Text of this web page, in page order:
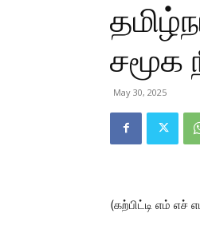
சமூக
May 30, 2025
(கற்பிட்டி எம் எச்